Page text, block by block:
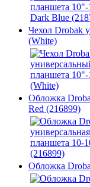
Чехол Drobak
(White)
Обложка
Red (216899)
Обложка